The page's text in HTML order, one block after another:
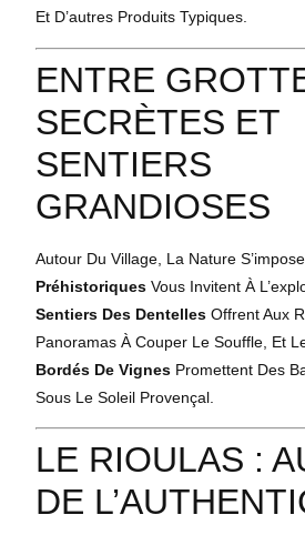
Et D’autres Produits Typiques.
ENTRE
SECRÈTES ET
SENTIERS
GRANDIOSES
Autour Du Village, La Nature
Préhistoriques Vous Invitent À
Sentiers Des Dentelles Offrent Aux
Panoramas À Couper Le Souffle, Et
Bordés De Vignes Promettent Des
Sous Le Soleil Provençal.
LE RIOULAS :
DE